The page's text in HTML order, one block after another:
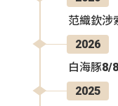
范織欽涉
2026
白海豚8/
2025